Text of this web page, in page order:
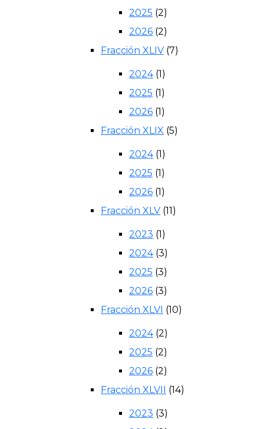
2025 (2)
2026 (2)
Fracción XLIV (7)
2024(1)
2025 (1)
2026 (1)
Fracción XLIX (5)
2024(1)
2025 (1)
2026 (1)
Fracción XLV (11)
2023 (1)
2024(3)
2025 (3)
2026 (3)
Fracción XLVI (10)
2024(2)
2025 (2)
2026 (2)
Fracción XLVII (14)
2023 (3)